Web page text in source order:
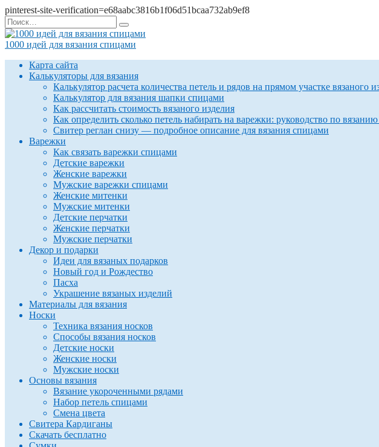
pinterest-site-verification=e68aabc3816b1f06d51bcaa732ab9ef8
Перейти
к
содержанию
Search
for:
1000 идей для вязания спицами
Карта сайта
Калькуляторы для вязания
Калькулятор расчета количества петель и рядов на прямом участке вязаного
Калькулятор для вязания шапки спицами
Как рассчитать стоимость вязаного изделия
Как определить сколько петель набирать на варежки: руководство по
Свитер реглан снизу — подробное описание для вязания спицами
Варежки
Как связать варежки спицами
Детские варежки
Женские варежки
Мужские варежки спицами
Женские митенки
Мужские митенки
Детские перчатки
Женские перчатки
Мужские перчатки
Декор и подарки
Идеи для вязаных подарков
Новый год и Рождество
Пасха
Украшение вязаных изделий
Материалы для вязания
Носки
Техника вязания носков
Способы вязания носков
Детские носки
Женские носки
Мужские носки
Основы вязания
Вязание укороченными рядами
Набор петель спицами
Смена цвета
Свитера Кардиганы
Скачать бесплатно